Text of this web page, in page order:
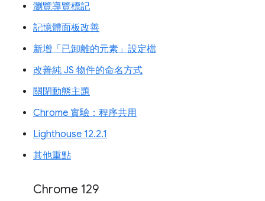
瀏覽導覽標記
記憶體面板改善
新增「已卸離的元素」設定檔
改善純 JS 物件的命名方式
關閉動態主題
Chrome 實驗：程序共用
Lighthouse 12.2.1
其他重點
Chrome 129